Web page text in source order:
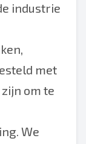
industrie
met
om te
We